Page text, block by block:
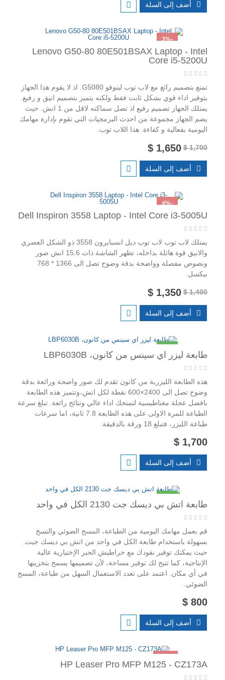
أضف إلى السلة
-3%
Lenovo G50-80 80E501BSAX Laptop - Intel
Core i5-5200U
تمتع بتصميم رائع مع لاب توب لينوفو G5080. اذ لا يقوم هذا الجهاز
بتوفير اداء قوي بشكل ثابت فقط ولكنه يتميز بتصميم انيق و رفيع.
يمتلك الجهاز تصميم رفيع اذ تصل سماكته لاقل من 1 انش. حيث
يضم الجهاز مجموعة من احدث البرمجيات التي تقوم بإدارة مهامك
اليومية بفعالية و كفاءة. هذا اللاب توب.
1,700 $
1,650 $
أضف إلى السلة
-4%
Dell Inspiron 3558 Laptop - Intel Core i3-5005U
يمتلك لاب توب لاب توب ديل انسبايرون 3558 ذو الشكل العصري
والانيق قوة هائلة بداخله، تظهر الشاشة ذات 15.6 انش صور
ونصوص مفصلة وواضحة بدقة وضوح تصل الى 1366 * 768
بيكسل.
1,400 $
1,350 $
أضف إلى السلة
طابعة ليزر اي سينس من كانون، LBP6030B
هذه الطابعة الليزرية من كانون تقدم لك صور واضحة ورائعة بدقة
وضوح تصل الى 2400×600 نقطة لكل انش،وتتميز هذه الطابعة
بافضل عجلة مغناطيسية لتمنحك اداء عالي ونتائج رائعة. تبلغ سرعة
الطباعة للمرة الاولى على هذه الطابعة 7.8 ثانية، اما سرعات
طباعة الليزر، فتبلغ 18 ورقة بالدقيقة.
1,700 $
أضف إلى السلة
طابعة اتش بي ديسك جت 2130 الكل في واحد
قم بعمل مهامك اليومية من الطباعة، المسح الضوئي والنسخ
بسهولة باستخدام طابعة الكل في واحد من اتش بي ديسك جيت.
حيث يمكنك توفير نقودك مع خراطيش الحبر الإختيارية عالية
الإنتاجية، كما تتيح لك توفير مساحة، لأن تصميمها يسمح بتخزينها
في أي مكان. اعتمد على تعدد الاستعمال السهل من طباعة، المسح
الضوئي.
800 $
أضف إلى السلة
HP Leaser Pro MFP M125 - CZ173A